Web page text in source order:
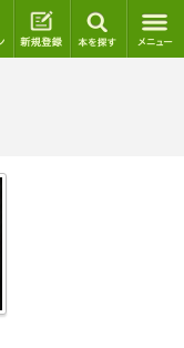
ログイン 新規登録